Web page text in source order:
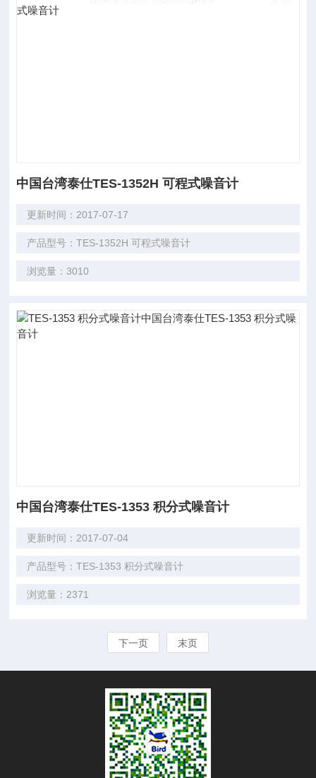
中国台湾泰仕TES-1352H 可程式噪音计
更新时间：2017-07-17
产品型号：TES-1352H 可程式噪音计
浏览量：3010
中国台湾泰仕TES-1353 积分式噪音计
更新时间：2017-07-04
产品型号：TES-1353 积分式噪音计
浏览量：2371
下一页 末页